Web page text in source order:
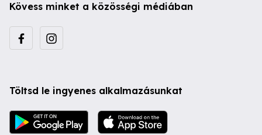
Kövess minket a közösségi médiában
Töltsd le ingyenes alkalmazásunkat